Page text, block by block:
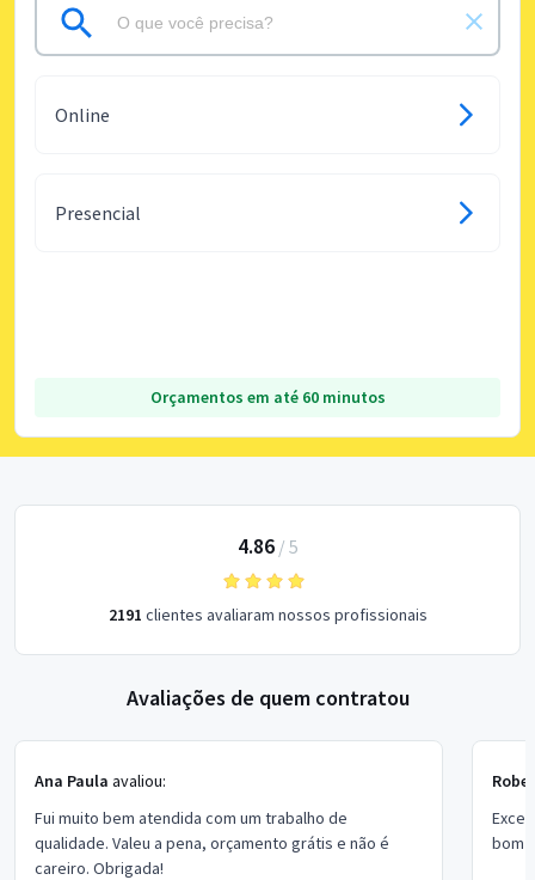
Online
Presencial
Orçamentos em até 60 minutos
4.86/ 5
2191 clientes avaliaram nossos profissionais
Avaliações de quem contratou
Ana Paula avaliou:
Fui muito bem atendida com um trabalho de
qualidade. Valeu a pena, orçamento grátis e não é
careiro. Obrigada!
bom